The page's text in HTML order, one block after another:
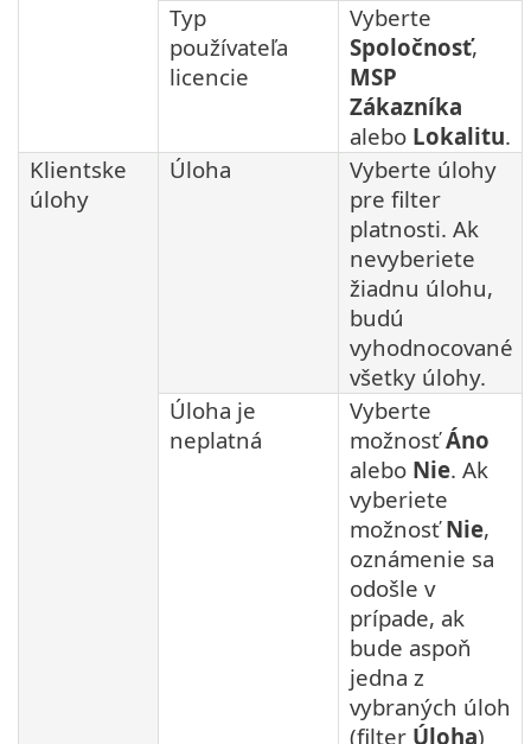
Typ
používateľa
licencie
Vyberte
Spoločnosť,
MSP
Zákazníka
alebo Lokalitu.
Klientske
úlohy
Úloha
Vyberte úlohy
pre filter
platnosti. Ak
nevyberiete
žiadnu úlohu,
budú
vyhodnocované
všetky úlohy.
Úloha je
neplatná
Vyberte
možnosťÁno
alebo Nie. Ak
vyberiete
možnosťNie,
oznámenie sa
odošle v
prípade, ak
bude aspoň
jedna z
vybraných úloh
(filter Úloha)